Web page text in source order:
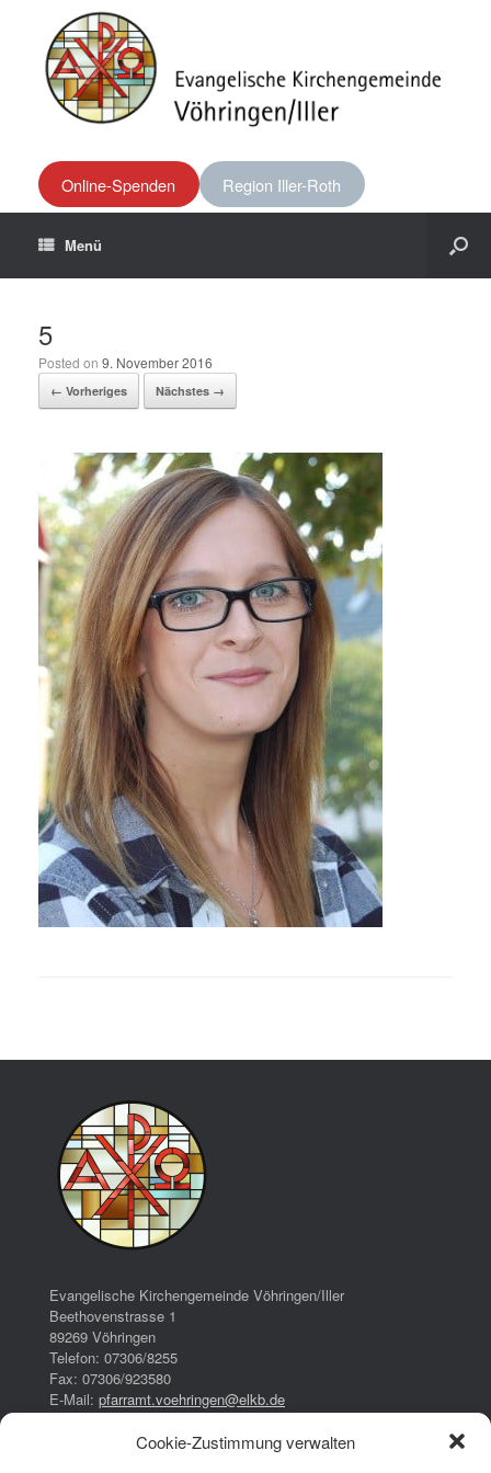
Cookie-Zustimmung verwalten
Online-Spenden Region Iller-Roth
Menü
5
Posted on 9. November 2016
← Vorheriges Nächstes →
Evangelische Kirchengemeinde Vöhringen/Iller
Beethovenstrasse 1
89269 Vöhringen
Telefon: 07306/8255
Fax: 07306/923580
E-Mail: pfarramt.voehringen@elkb.de